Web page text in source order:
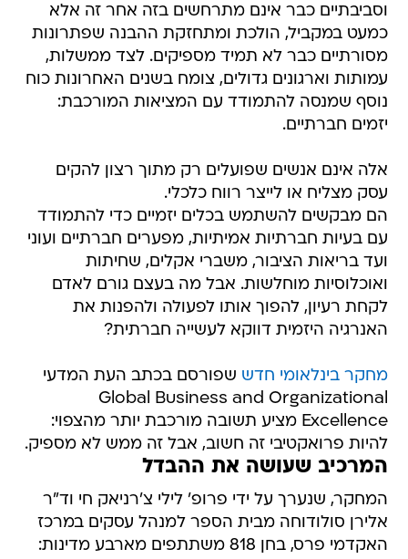
וסביבתיים כבר אינם מתרחשים בזה אחר זה אלא
כמעט במקביל, הולכת ומתחזקת ההבנה שפתרונות
מסורתיים כבר לא תמיד מספיקים. לצד ממשלות,
עמותות וארגונים גדולים, צומח בשנים האחרונות כוח
נוסף שמנסה להתמודד עם המציאות המורכבת:
יזמים חברתיים.
אלה אינם אנשים שפועלים רק מתוך רצון להקים
עסק מצליח או לייצר רווח כלכלי.
הם מבקשים להשתמש בכלים יזמיים כדי להתמודד
עם בעיות חברתיות אמיתיות, מפערים חברתיים ועוני
ועד בריאות הציבור, משברי אקלים, שחיתות
ואוכלוסיות מוחלשות. אבל מה בעצם גורם לאדם
לקחת רעיון, להפוך אותו לפעולה ולהפנות את
האנרגיה היזמית דווקא לעשייה חברתית?
מחקר בינלאומי חדש שפורסם בכתב העת המדעי
Global Business and Organizational
Excellence מציע תשובה מורכבת יותר מהצפוי:
להיות פרואקטיבי זה חשוב, אבל זה ממש לא מספיק.
המרכיב שעושה את ההבדל
המחקר, שנערך על ידי פרופ' לילי צ'רניאק חי וד"ר
אלירן סולודוחה מבית הספר למנהל עסקים במרכז
האקדמי פרס, בחן 818 משתתפים מארבע מדינות: